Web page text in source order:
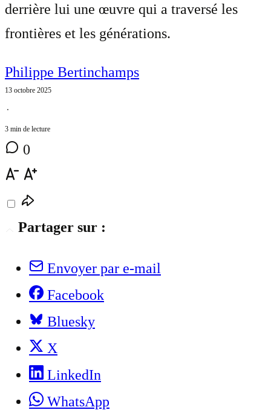
derrière lui une œuvre qui a traversé les
frontières et les générations.
Philippe Bertinchamps
13 octobre 2025
⋅
3 min de lecture
0
Partager sur :
Envoyer par e-mail
Facebook
Bluesky
X
LinkedIn
WhatsApp